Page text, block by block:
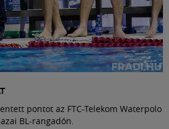
pontot az FTC-Telekom Waterpolo
BL-rangadón.